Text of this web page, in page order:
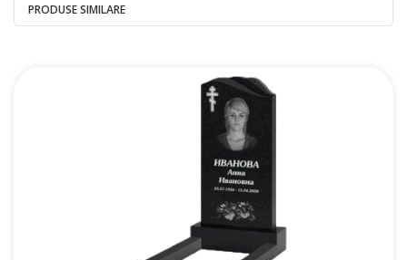
PRODUSE SIMILARE